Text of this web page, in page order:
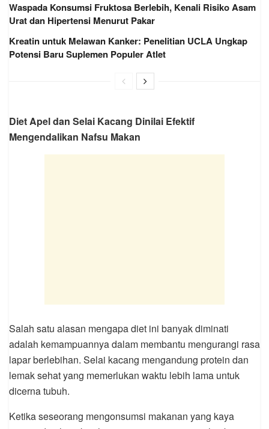
Waspada Konsumsi Fruktosa Berlebih, Kenali Risiko Asam
Urat dan Hipertensi Menurut Pakar
Kreatin untuk Melawan Kanker: Penelitian UCLA Ungkap
Potensi Baru Suplemen Populer Atlet
Diet Apel dan Selai Kacang Dinilai Efektif
Mengendalikan Nafsu Makan
Salah satu alasan mengapa diet ini banyak diminati
adalah kemampuannya dalam membantu mengurangi rasa
lapar berlebihan. Selai kacang mengandung protein dan
lemak sehat yang memerlukan waktu lebih lama untuk
dicerna tubuh.
Ketika seseorang mengonsumsi makanan yang kaya